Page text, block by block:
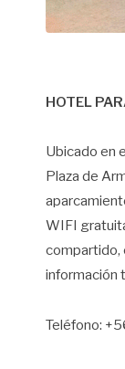
HOTEL
Ubicado en el
Plaza de
WIFI
información
Teléfono: